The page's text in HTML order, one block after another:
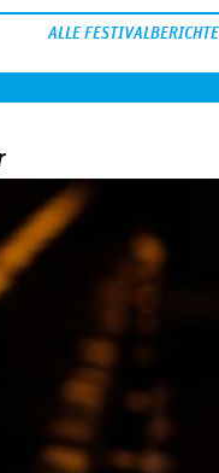
ALLE FESTIVALBERICHTE